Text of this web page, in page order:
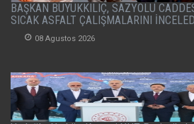
BAŞKAN BÜYÜKKILIÇ, SAZYOLU
SICAK ASFALT ÇALIŞMALARINI
08 Agustos 2026